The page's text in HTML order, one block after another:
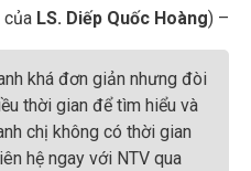
LS. Diếp Quốc Hoàng) –
khá đơn giản nhưng đòi
thời gian để tìm hiểu và
chị không có thời gian
hệ ngay với NTV qua